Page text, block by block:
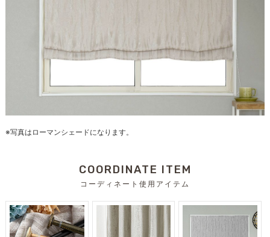
※写真はローマンシェードになります。
COORDINATE ITEM
コーディネート使用アイテム